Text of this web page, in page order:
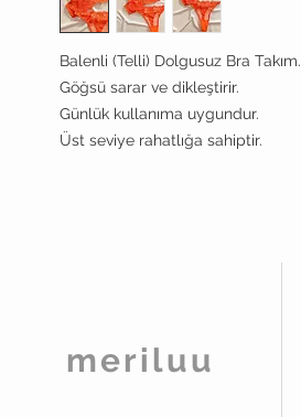
Balenli (Telli) Dolgusuz Bra Takım.
Göğsü sarar ve dikleştirir.
Günlük kullanıma uygundur.
Üst seviye rahatlığa sahiptir.
meriluu